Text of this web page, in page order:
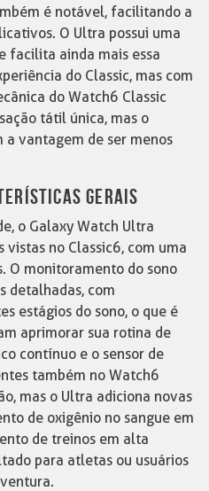
é notável, facilitando a
O Ultra possui uma
facilita ainda mais essa
do Classic, mas com
do Watch6 Classic
tátil única, mas o
vantagem de ser menos
GERAIS
o Galaxy Watch Ultra
no Classic6, com uma
O monitoramento do sono
detalhadas, com
estágios do sono, o que é
aprimorar sua rotina de
contínuo e o sensor de
também no Watch6
mas o Ultra adiciona novas
de oxigênio no sangue em
de treinos em alta
para atletas ou usuários